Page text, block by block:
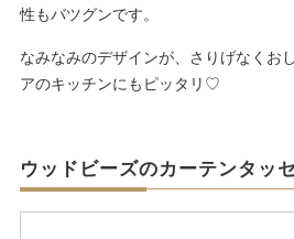
性もバツグンです。
なみなみのデザインが、さりげなくお
アのキッチンにもピッタリ♡
ウッドビーズのカーテンタッ